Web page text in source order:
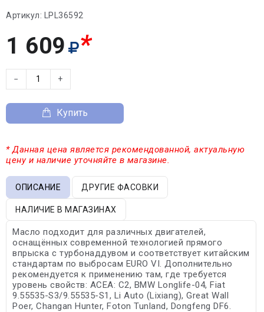
Артикул: LPL36592
1 609 *
− +
Купить
* Данная цена является рекомендованной, актуальную
цену и наличие уточняйте в магазине.
ОПИСАНИЕ ДРУГИЕ ФАСОВКИ
НАЛИЧИЕ В МАГАЗИНАХ
Масло подходит для различных двигателей,
оснащённых современной технологией прямого
впрыска с турбонаддувом и соответствует китайским
стандартам по выбросам EURO VI. Дополнительно
рекомендуется к применению там, где требуется
уровень свойств: ACEA: С2, BMW Longlife-04, Fiat
9.55535-S3/9.55535-S1, Li Auto (Lixiang), Great Wall
Poer, Changan Hunter, Foton Tunland, Dongfeng DF6.